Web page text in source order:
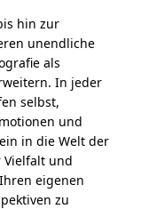
hin zur
unendliche
als
In jeder
selbst,
und
in die Welt der
Vielfalt und
eigenen
zu